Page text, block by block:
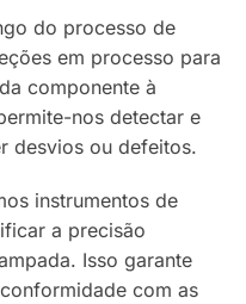
do processo de
em processo para
componente à
nos detectar e
desvios ou defeitos.
instrumentos de
a precisão
Isso garante
com as